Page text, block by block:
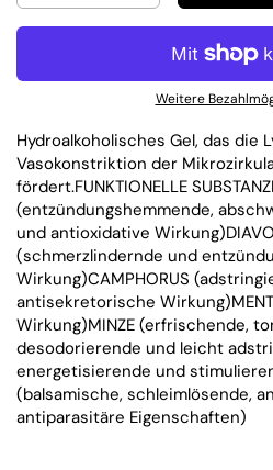
Weitere
Hydroalkoholisches Gel, das die
Vasokonstriktion der
fördert.FUNKTIONELLE
(entzündungshemmende,
und antioxidative Wirkung)
(schmerzlindernde und
Wirkung)CAMPHORUS
antisekretorische Wirkung)
Wirkung)MINZE (erfrischende,
desodorierende und leicht
energetisierende und
(balsamische, schleimlösende,
antiparasitäre Eigenschaften)